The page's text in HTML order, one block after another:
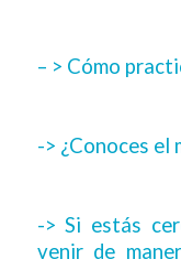
– > Cómo
-> ¿Conoces el
-> Si estás
venir de